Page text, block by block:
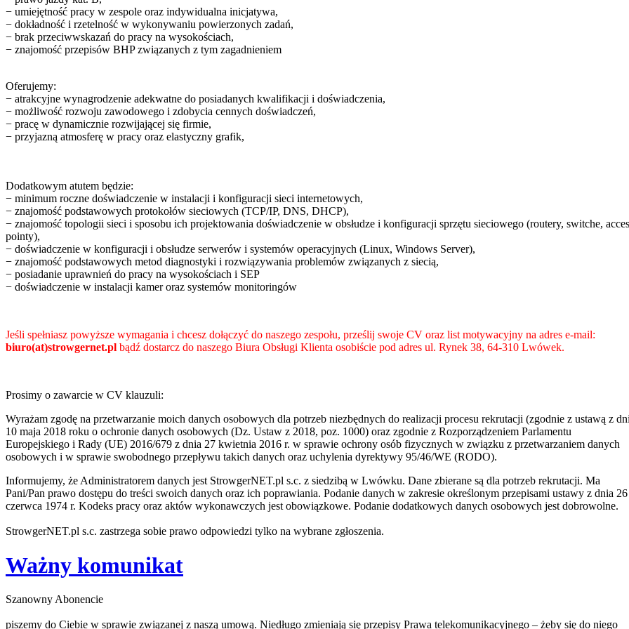
− umiejętność pracy w zespole oraz indywidualna inicjatywa,
− dokładność i rzetelność w wykonywaniu powierzonych zadań,
− brak przeciwwskazań do pracy na wysokościach,
− znajomość przepisów BHP związanych z tym zagadnieniem
Oferujemy:
− atrakcyjne wynagrodzenie adekwatne do posiadanych kwalifikacji i doświadczenia,
− możliwość rozwoju zawodowego i zdobycia cennych doświadczeń,
− pracę w dynamicznie rozwijającej się firmie,
− przyjazną atmosferę w pracy oraz elastyczny grafik,
Dodatkowym atutem będzie:
− minimum roczne doświadczenie w instalacji i konfiguracji sieci internetowych,
− znajomość podstawowych protokołów sieciowych (TCP/IP, DNS, DHCP),
− znajomość topologii sieci i sposobu ich projektowania doświadczenie w obsłudze i konfiguracji sprzętu sieciowego (routery, switche,
pointy),
− doświadczenie w konfiguracji i obsłudze serwerów i systemów operacyjnych (Linux, Windows Server),
− znajomość podstawowych metod diagnostyki i rozwiązywania problemów związanych z siecią,
− posiadanie uprawnień do pracy na wysokościach i SEP
− doświadczenie w instalacji kamer oraz systemów monitoringów
Jeśli spełniasz powyższe wymagania i chcesz dołączyć do naszego zespołu, prześlij swoje CV oraz list motywacyjny na adres e-mail:
biuro(at)strowgernet.pl bądź dostarcz do naszego Biura Obsługi Klienta osobiście pod adres ul. Rynek 38, 64-310 Lwówek.
Prosimy o zawarcie w CV klauzuli:
Wyrażam zgodę na przetwarzanie moich danych osobowych dla potrzeb niezbędnych do realizacji procesu rekrutacji (zgodnie z ustawą z
10 maja 2018 roku o ochronie danych osobowych (Dz. Ustaw z 2018, poz. 1000) oraz zgodnie z Rozporządzeniem Parlamentu
Europejskiego i Rady (UE) 2016/679 z dnia 27 kwietnia 2016 r. w sprawie ochrony osób fizycznych w związku z przetwarzaniem danych
osobowych i w sprawie swobodnego przepływu takich danych oraz uchylenia dyrektywy 95/46/WE (RODO).
Informujemy, że Administratorem danych jest StrowgerNET.pl s.c. z siedzibą w Lwówku. Dane zbierane są dla potrzeb rekrutacji. Ma
Pani/Pan prawo dostępu do treści swoich danych oraz ich poprawiania. Podanie danych w zakresie określonym przepisami ustawy z dnia 26
czerwca 1974 r. Kodeks pracy oraz aktów wykonawczych jest obowiązkowe. Podanie dodatkowych danych osobowych jest dobrowolne.
StrowgerNET.pl s.c. zastrzega sobie prawo odpowiedzi tylko na wybrane zgłoszenia.
Ważny komunikat
Szanowny Abonencie
piszemy do Ciebie w sprawie związanej z naszą umową. Niedługo zmieniają się przepisy Prawa telekomunikacyjnego – żeby się do niego